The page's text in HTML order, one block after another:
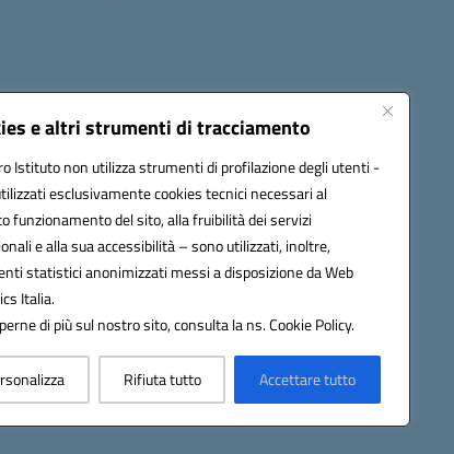
e altri strumenti di tracciamento
Istituto non utilizza strumenti di profilazione degli utenti -
esclusivamente cookies tecnici necessari al
funzionamento del sito, alla fruibilità dei servizi
e alla sua accessibilità – sono utilizzati, inoltre,
statistici anonimizzati messi a disposizione da Web
Italia.
di più sul nostro sito, consulta la ns. Cookie Policy.
Rifiuta tutto Accettare tutto
naee32300a@pec.istruzione.it